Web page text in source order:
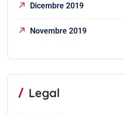
Dicembre 2019
Novembre 2019
Legal